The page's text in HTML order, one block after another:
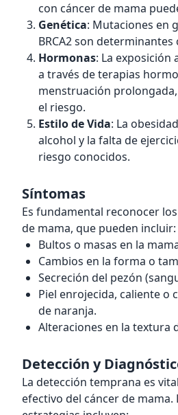
con cáncer de mama
Genética: Mutaciones en
BRCA2 son determinantes
Hormonas: La exposición
a través de terapias
menstruación
el riesgo.
Estilo de Vida: La
alcohol y la falta de
riesgo conocidos.
Síntomas
Es fundamental reconocer
de mama, que pueden incluir:
Bultos o masas en la
Cambios en la forma o
Secreción del pezón
Piel enrojecida, caliente o
de naranja.
Alteraciones en la textura
Detección y
La detección temprana es
efectivo del cáncer de mama.